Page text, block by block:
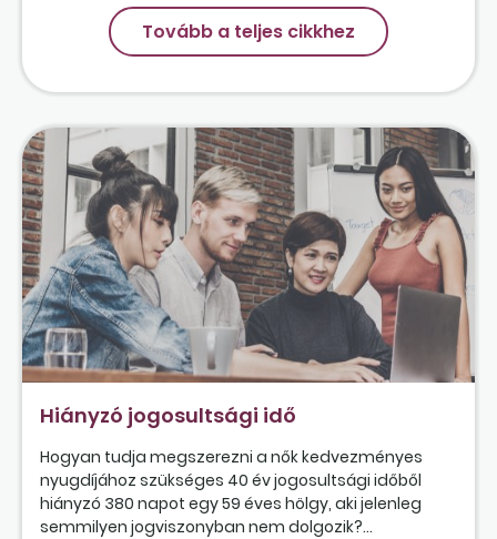
Tovább a teljes cikkhez
Hiányzó jogosultsági idő
Hogyan tudja megszerezni a nők kedvezményes
nyugdíjához szükséges 40 év jogosultsági időből
hiányzó 380 napot egy 59 éves hölgy, aki jelenleg
semmilyen jogviszonyban nem dolgozik?...